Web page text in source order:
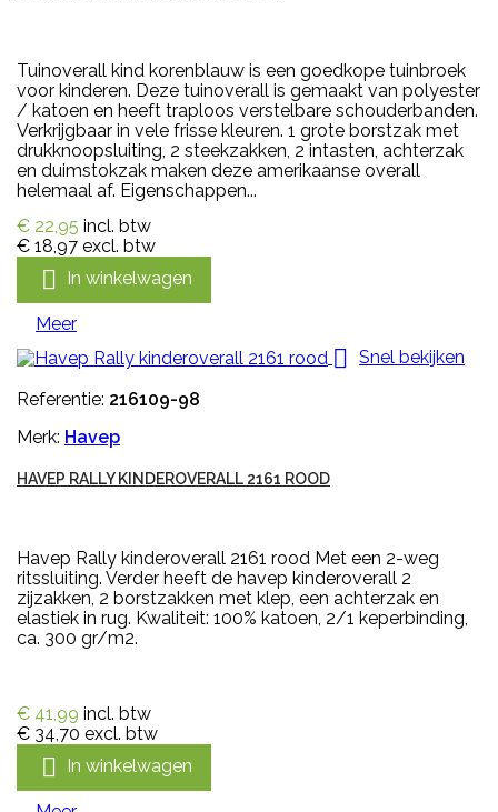
Tuinoverall kind korenblauw is een goedkope tuinbroek
voor kinderen. Deze tuinoverall is gemaakt van polyester
/ katoen en heeft traploos verstelbare schouderbanden.
Verkrijgbaar in vele frisse kleuren. 1 grote borstzak met
drukknoopsluiting, 2 steekzakken, 2 intasten, achterzak
en duimstokzak maken deze amerikaanse overall
helemaal af. Eigenschappen...
€ 22,95 incl. btw
€ 18,97 excl. btw
 In winkelwagen
Meer

Snel bekijken
Referentie: 216109-98
Merk: Havep
HAVEP RALLY KINDEROVERALL 2161 ROOD
Havep Rally kinderoverall 2161 rood Met een 2-weg
ritssluiting. Verder heeft de havep kinderoverall 2
zijzakken, 2 borstzakken met klep, een achterzak en
elastiek in rug. Kwaliteit: 100% katoen, 2/1 keperbinding,
ca. 300 gr/m2.
€ 41,99 incl. btw
€ 34,70 excl. btw
 In winkelwagen